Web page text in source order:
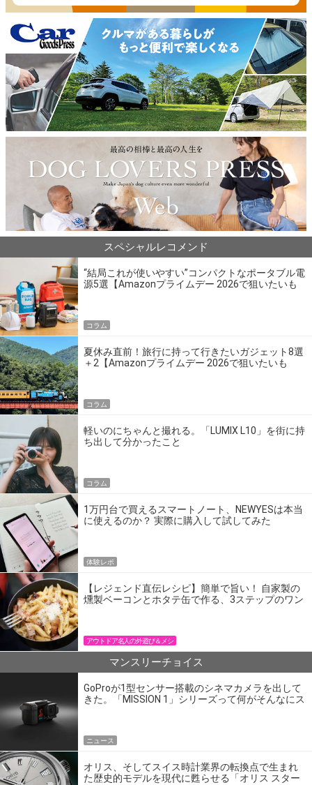
スペシャルレコメンド
“結局これが使いやすい”コンパクトなポータブル電
源5選【Amazonプライムデー 2026で狙いたいも
コラム
夏休み直前！旅行に持って行きたいガジェット8選
＋2【Amazonプライムデー 2026で狙いたいも
コラム
軽いのにちゃんと撮れる。「LUMIX L10」を街に持
ち出して分かったこと
コラム
1万円台で買えるスマートノート、NEWYESは本当
に使えるのか？ 実際に購入して試してみた
体験レポ
【レジェンド直伝レシピ】簡単で旨い！ 自家製の
燻製ベーコンとホタテ缶で作る、3ステップのワン
アウトドア名人の外遊び＆メシ
マンスリーチョイス
GoProが1型センサー搭載のシネマカメラを出して
きた。「MISSION 1」シリーズって何がそんなにス
ニュース
オリス、そしてスイス時計業界の転換点で生まれ
た歴史的モデルを現代に甦らせる「オリス スター